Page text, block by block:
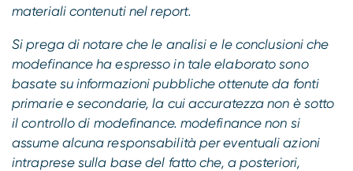
materiali contenuti nel report.
Si prega di notare che le analisi e le conclusioni che
modefinance ha espresso in tale elaborato sono
basate su informazioni pubbliche ottenute da fonti
primarie e secondarie, la cui accuratezza non è sotto
il controllo di modefinance. modefinance non si
assume alcuna responsabilità per eventuali azioni
intraprese sulla base del fatto che, a posteriori,